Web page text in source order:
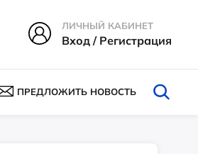
ЛИЧНЫЙ КАБИНЕТ
Вход / Регистрация
ПРЕДЛОЖИТЬ НОВОСТЬ